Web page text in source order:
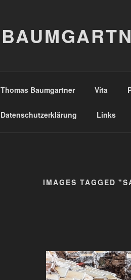
Thomas Baumgartner Vita
Datenschutzerklärung Links
IMAGES TAGGED